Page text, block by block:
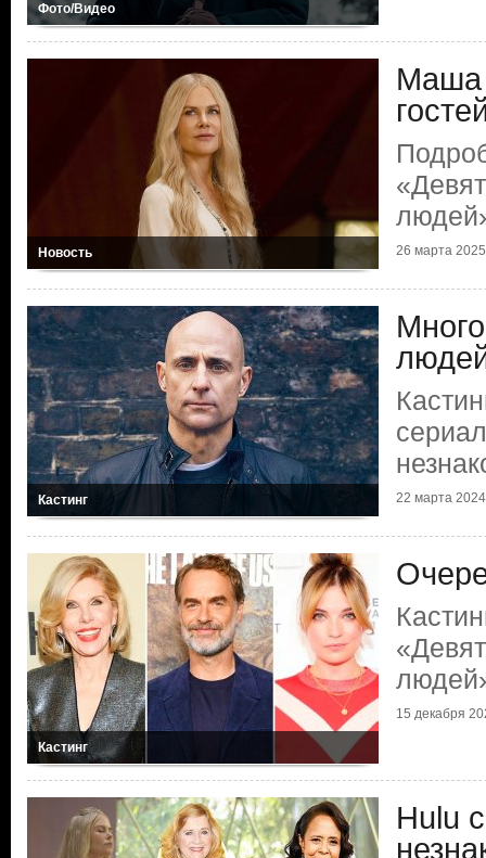
Фото/Видео
Новость
Маша
26 марта 2025
Кастинг 22 марта 2024
Кастинг
15 декабря
Hulu